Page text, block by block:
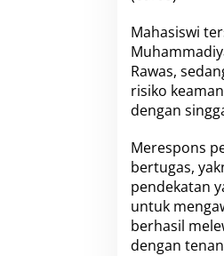
Mahasiswi
Rawas,
risiko
dengan
Merespons
bertugas,
pendekatan
untuk
berhasil
dengan